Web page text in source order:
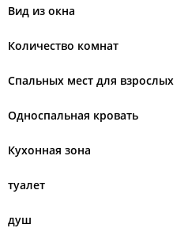
Вид из окна
Количество комнат
Спальных мест для взрослых
Односпальная кровать
Кухонная зона
туалет
душ